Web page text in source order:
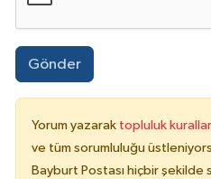
Gönder
Yorum yazarak topluluk
ve tüm sorumluluğu
Bayburt Postası hiçbir şekilde